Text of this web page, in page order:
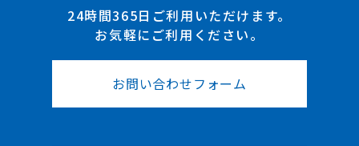
24時間365日ご利用いただけます。
お気軽にご利用ください。
お問い合わせフォーム